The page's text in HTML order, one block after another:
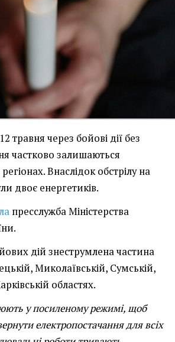
травня через бойові дії без
частково залишаються
Внаслідок обстрілу на
двоє енергетиків.
пресслужба Міністерства
дій знеструмлена частина
Миколаївській, Сумській,
областях.
у посиленому режимі, щоб
електропостачання для всіх